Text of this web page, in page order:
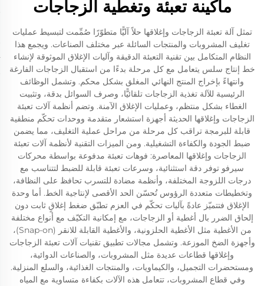
ماكينة تعبئة وتغطية الزجاجات
تمثل آلة تعبئة الزجاجات وإغلاقها حلاً آليًّا متطوّرًا صُمِّمت لتبسيط عمليات
تغليف المشروبات والمنتجات السائلة عبر مختلف الصناعات. ويجمع هذا
النظام المتكامل بين تقنية التعبئة الدقيقة وآليات الإغلاق الموثوقة لإنشاء
خط إنتاج سلس يتعامل مع كل مرحلة بدءًا من استقبال الزجاجات الفارغة
وانتهاءً بإخراج المنتج النهائي المغلق بشكل محكم. وتشمل الوظائف
الرئيسية للآلة تغذية الزجاجات تلقائيًّا، وصرف السوائل بدقة، وتثبيت
الغطاء بشكل منتظم، وعمليات الإغلاق الآمنة. وتضم أنظمة آلات تعبئة
الزجاجات وإغلاقها الحديثة أجهزة استشعار متقدمة ووحدات تحكّم منطقية
قابلة للبرمجة تراقب كل مرحلة من مراحل عملية التغليف، مما يضمن
ضبط الجودة والكفاءة التشغيلية. ومن الميزات التقنية لأنظمة آلات تعبئة
الزجاجات وإغلاقها المعاصرة: فوهات تعبئة مدفوعة بواسطة محركات
سيرفو توفر دقة استثنائية، وسرعات تعبئة قابلة للضبط لتتناسب مع
درجات اللزوجة المختلفة، وأنظمة مضادة للتسرب تحافظ على النظافة،
وتخطيطات متعددة الرؤوس تُحسّن الحد الأقصى لإنتاجية الخط. أما وحدة
الإغلاق فتتميّز عادةً بآليات تحكّم في العزم تطبّق ضغط إغلاقٍ ثابت دون
إلحاق الضرر بال أغطية أو الزجاجات، مع إمكانية التكيّف مع أنواع مختلفة
من الأغطية مثل الأغطية الحلزونية، والأغطية القابلة للانقر (Snap-on)،
وأجهزة الضخ الموزعة. وتشمل مجالات تطبيق تقنيات آلات تعبئة الزجاجات
وإغلاقها قطاعات عديدة مثل المشروبات، والصناعات الدوائية،
ومستحضرات التجميل، والكيماويات، والمنتجات الغذائية، والسلع المنزلية.
وفي قطاع المشروبات، تتعامل هذه الآلات بكفاءة متساوية مع المياه